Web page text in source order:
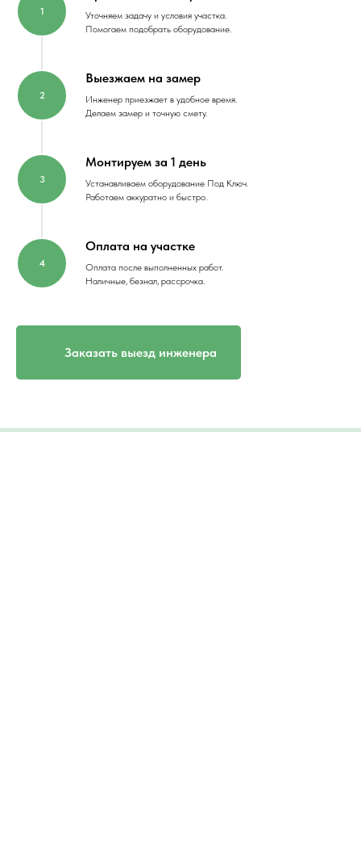
Уточняем задачу и условия участка.
Помогаем подобрать оборудование.
Выезжаем на замер
Инженер приезжает в удобное время.
Делаем замер и точную смету.
Монтируем за 1 день
Устанавливаем оборудование Под Ключ.
Работаем аккуратно и быстро.
Оплата на участке
Оплата после выполненных работ.
Наличные, безнал, рассрочка.
Заказать выезд инженера